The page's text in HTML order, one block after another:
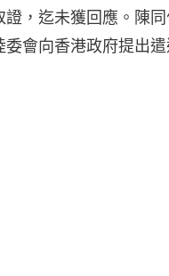
，迄未獲回應。陳
會向香港政府提出